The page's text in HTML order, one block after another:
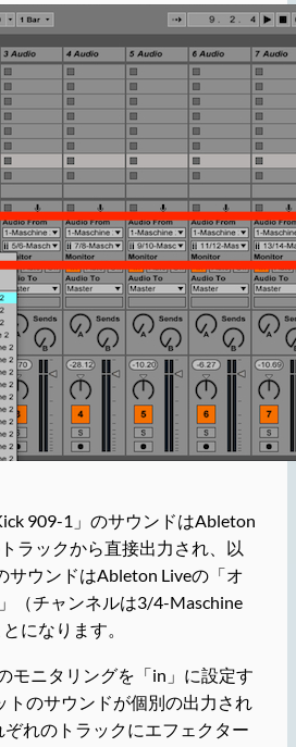
909-1」のサウンドはAbleton
ラックから直接出力され、以
サウンドはAbleton Liveの「オ
（チャンネルは3/4-Maschine
になります。
モニタリングを「in」に設定す
トのサウンドが個別の出力され
れのトラックにエフェクター